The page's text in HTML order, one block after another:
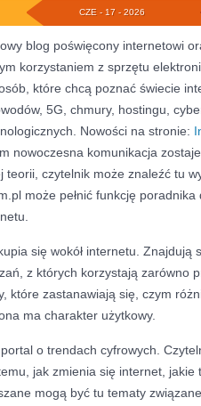
CZE - 17 - 2026
blog poświęcony internetowi
korzystaniem z sprzętu
które chcą poznać świecie
5G, chmury, hostingu,
Nowości na stronie:
nowoczesna komunikacja
teorii, czytelnik może znaleźć tu
może pełnić funkcję
się wokół internetu. Znajdują
z których korzystają zarówno
które zastanawiają się, czym
ma charakter użytkowy.
o trendach cyfrowych.
jak zmienia się internet, jakie
mogą być tu tematy